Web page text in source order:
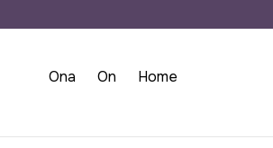
Ona On Home